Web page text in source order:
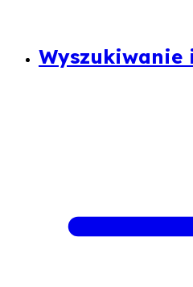
Wyszukiwanie